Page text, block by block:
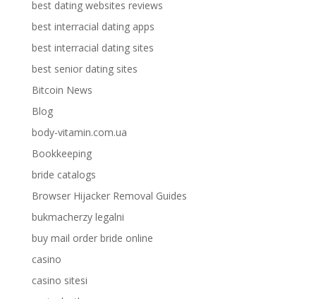
best dating websites reviews
best interracial dating apps
best interracial dating sites
best senior dating sites
Bitcoin News
Blog
body-vitamin.com.ua
Bookkeeping
bride catalogs
Browser Hijacker Removal Guides
bukmacherzy legalni
buy mail order bride online
casino
casino sitesi